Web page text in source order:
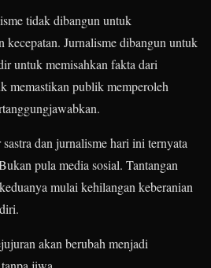
tidak dibangun untuk
kecepatan. Jurnalisme dibangun untuk
untuk memisahkan fakta dari
memastikan publik memperoleh
dan jurnalisme hari ini ternyata
pula media sosial. Tantangan
mulai kehilangan keberanian
akan berubah menjadi